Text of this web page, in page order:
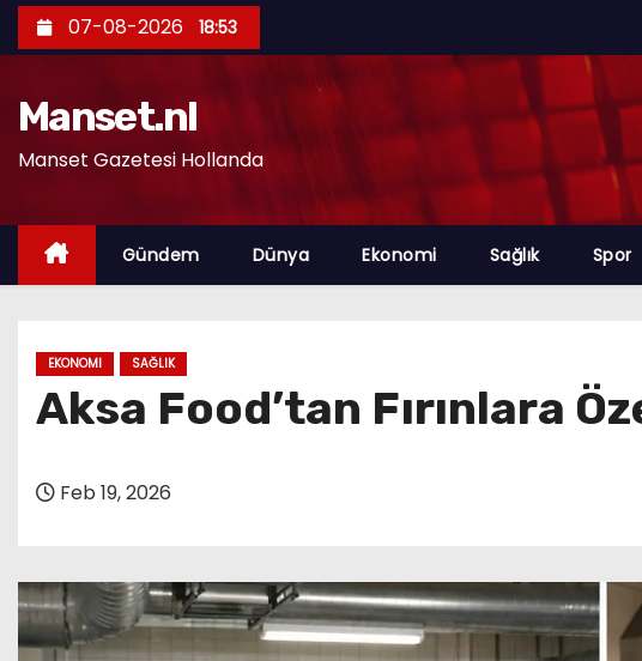
k
n
07-08-2026 18:53
Manset.nl
Manset Gazetesi Hollanda
Gündem Dünya Ekonomi Sağlık Spor
EKONOMI SAĞLIK
Aksa Food’tan Fırınlara
Feb 19, 2026